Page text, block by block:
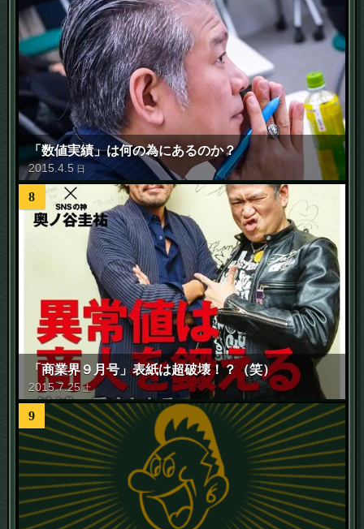
「数値実績」は何の為にあるのか？
2015 .4 .5 日
8
「商業界９月号」表紙は超破壊！？（笑）
2015.7.25 土
9